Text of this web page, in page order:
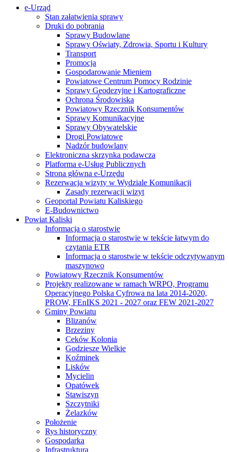
e-Urząd
Stan załatwienia sprawy
Druki do pobrania
Sprawy Budowlane
Sprawy Oświaty, Zdrowia, Sportu i Kultury
Transport
Promocja
Gospodarowanie Mieniem
Powiatowe Centrum Pomocy Rodzinie
Sprawy Geodezyjne i Kartograficzne
Ochrona Środowiska
Powiatowy Rzecznik Konsumentów
Sprawy Komunikacyjne
Sprawy Obywatelskie
Drogi Powiatowe
Nadzór budowlany
Elektroniczna skrzynka podawcza
Platforma e-Usług Publicznych
Strona główna e-Urzędu
Rezerwacja wizyty w Wydziale Komunikacji
Zasady rezerwacji wizyt
Geoportal Powiatu Kaliskiego
E-Budownictwo
Powiat Kaliski
Informacja o starostwie
Informacja o starostwie w tekście łatwym do
czytania ETR
Informacja o starostwie w tekście odczytywanym
maszynowo
Powiatowy Rzecznik Konsumentów
Projekty realizowane w ramach WRPO, Programu
Operacyjnego Polska Cyfrowa na lata 2014-2020,
PROW, FEnIKS 2021 - 2027 oraz FEW 2021-2027
Gminy Powiatu
Blizanów
Brzeziny
Ceków Kolonia
Godziesze Wielkie
Koźminek
Lisków
Mycielin
Opatówek
Stawiszyn
Szczytniki
Żelazków
Położenie
Rys historyczny
Gospodarka
Infrastruktura